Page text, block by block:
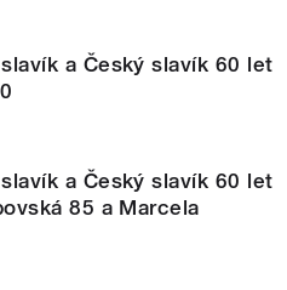
a Český slavík 60 let
a Český slavík 60 let
85 a Marcela